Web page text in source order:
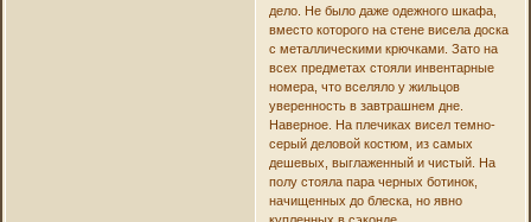
дело. Не было даже одежного шкафа,
вместо которого на стене висела доска
с металлическими крючками. Зато на
всех предметах стояли инвентарные
номера, что вселяло у жильцов
уверенность в завтрашнем дне.
Наверное. На плечиках висел темно-
серый деловой костюм, из самых
дешевых, выглаженный и чистый. На
полу стояла пара черных ботинок,
начищенных до блеска, но явно